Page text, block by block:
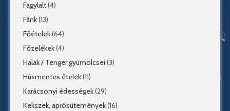
Fagylalt(4)
Fánk(13)
Főételek(64)
Főzelékek(4)
Halak / Tenger gyümölcsei (3)
Húsmentes ételek(11)
Karácsonyi édességek(29)
Kekszek, aprósütemények(16)